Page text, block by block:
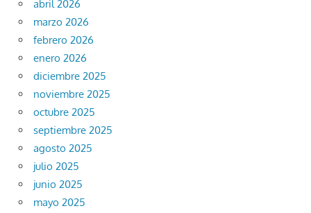
abril 2026
marzo 2026
febrero 2026
enero 2026
diciembre 2025
noviembre 2025
octubre 2025
septiembre 2025
agosto 2025
julio 2025
junio 2025
mayo 2025